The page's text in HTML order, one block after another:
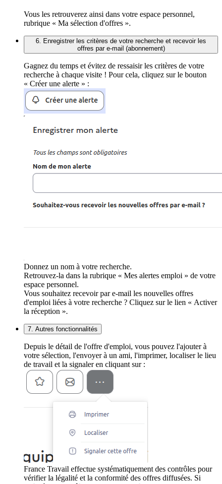
Vous les retrouverez ainsi dans votre espace personnel,
rubrique « Ma sélection d'offres ».
6. Enregistrer les critères de votre recherche et recevoir les
offres par e-mail (abonnement)
Gagnez du temps et évitez de ressaisir les critères de votre
recherche à chaque visite ! Pour cela, cliquez sur le bouton
« Créer une alerte » :
Donnez un nom à votre recherche.
Retrouvez-la dans la rubrique « Mes alertes emploi » de votre
espace personnel.
Vous souhaitez recevoir par e-mail les nouvelles offres
d'emploi liées à votre recherche ? Cliquez sur le lien « Activer
la réception ».
7. Autres fonctionnalités
Depuis le détail de l'offre d'emploi, vous pouvez l'ajouter à
votre sélection, l'envoyer à un ami, l'imprimer, localiser le lieu
de travail et la signaler en cliquant sur :
France Travail effectue systématiquement des contrôles pour
vérifier la légalité et la conformité des offres diffusées. Si